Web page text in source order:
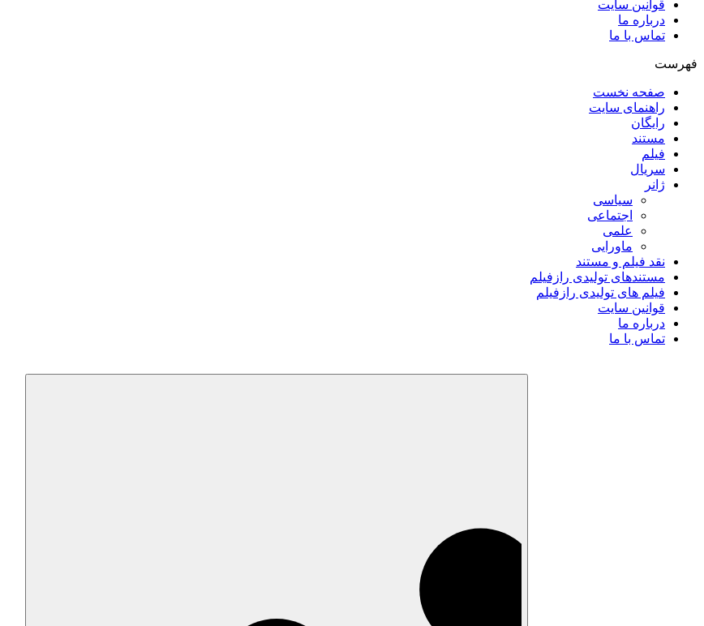
قوانین سایت
درباره ما
تماس با ما
فهرست
صفحه نخست
راهنمای سایت
رایگان
مستند
فیلم
سریال
ژانر
سیاسی
اجتماعی
علمی
ماورایی
نقد فیلم و مستند
مستندهای تولیدی رازفیلم
فیلم های تولیدی رازفیلم
قوانین سایت
درباره ما
تماس با ما